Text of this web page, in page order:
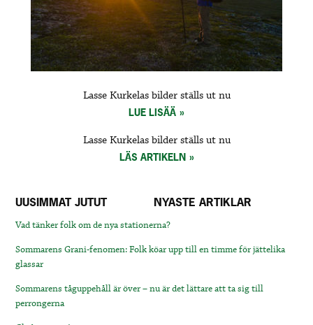
Lasse Kurkelas bilder ställs ut nu
LUE LISÄÄ
Lasse Kurkelas bilder ställs ut nu
LÄS ARTIKELN
UUSIMMAT JUTUT NYASTE ARTIKLAR
Vad tänker folk om de nya stationerna?
Sommarens Grani-fenomen: Folk köar upp till en timme för jättelika
glassar
Sommarens tåguppehåll är över – nu är det lättare att ta sig till
perrongerna